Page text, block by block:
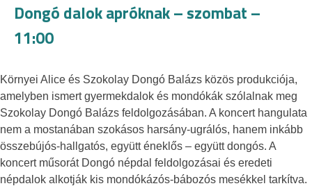
Dongó dalok apróknak – szombat –
11:00
Környei Alice és Szokolay Dongó Balázs közös produkciója,
amelyben ismert gyermekdalok és mondókák szólalnak meg
Szokolay Dongó Balázs feldolgozásában. A koncert hangulata
nem a mostanában szokásos harsány-ugrálós, hanem inkább
összebújós-hallgatós, együtt éneklős – együtt dongós. A
koncert műsorát Dongó népdal feldolgozásai és eredeti
népdalok alkotják kis mondókázós-bábozós mesékkel tarkítva.